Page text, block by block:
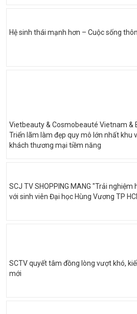
Hệ sinh thái mạnh hơn – Cuộc sống
Vietbeauty & Cosmobeauté Vietnam &
Triển lãm làm đẹp quy mô lớn nhất khu
khách thương mại tiềm năng
SCJ TV SHOPPING MANG "Trải
với sinh viên Đại học Hùng Vương TP
SCTV quyết tâm đồng lòng vượt khó,
mới